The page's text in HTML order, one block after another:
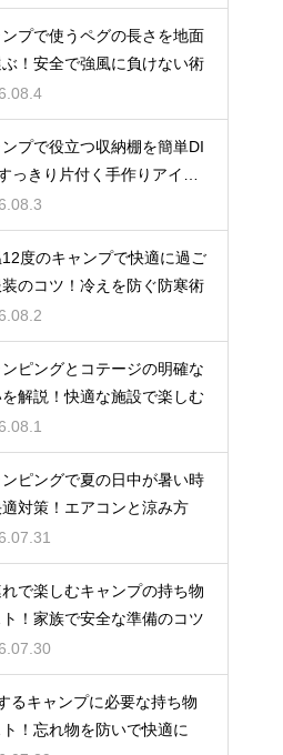
プで使うペグの長さを地面
！安全で強風に負けない術
プで役立つ収納棚を簡単DI
っきり片付く手作りアイデ
度のキャンプで快適に過ご
のコツ！冷えを防ぐ防寒術
ピングとコテージの明確な
解説！快適な施設で楽しむ
ピングで夏の日中が暑い時
対策！エアコンと涼み方
で楽しむキャンプの持ち物
ト！家族で安全な準備のコツ
るキャンプに必要な持ち物
ト！忘れ物を防いで快適に